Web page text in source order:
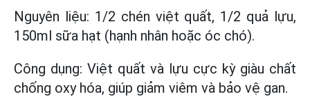
Nguyên liệu: 1/2 chén việt quất, 1/2 quả lựu,
150ml sữa hạt (hạnh nhân hoặc óc chó).
Công dụng: Việt quất và lựu cực kỳ giàu chất
chống oxy hóa, giúp giảm viêm và bảo vệ gan.